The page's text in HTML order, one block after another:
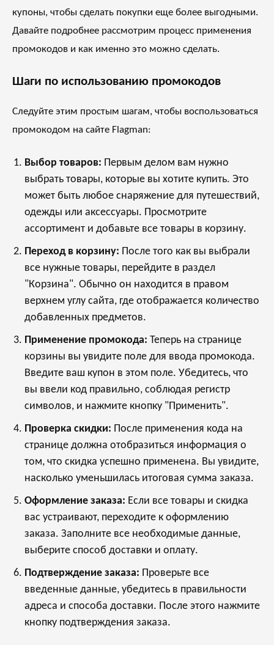
купоны, чтобы сделать покупки еще более выгодными.
Давайте подробнее рассмотрим процесс применения
промокодов и как именно это можно сделать.
Шаги по использованию промокодов
Следуйте этим простым шагам, чтобы воспользоваться
промокодом на сайте Flagman:
Выбор товаров: Первым делом вам нужно
выбрать товары, которые вы хотите купить. Это
может быть любое снаряжение для путешествий,
одежды или аксессуары. Просмотрите
ассортимент и добавьте все товары в корзину.
Переход в корзину: После того как вы выбрали
все нужные товары, перейдите в раздел
"Корзина". Обычно он находится в правом
верхнем углу сайта, где отображается количество
добавленных предметов.
Применение промокода: Теперь на странице
корзины вы увидите поле для ввода промокода.
Введите ваш купон в этом поле. Убедитесь, что
вы ввели код правильно, соблюдая регистр
символов, и нажмите кнопку "Применить".
Проверка скидки: После применения кода на
странице должна отобразиться информация о
том, что скидка успешно применена. Вы увидите,
насколько уменьшилась итоговая сумма заказа.
Оформление заказа: Если все товары и скидка
вас устраивают, переходите к оформлению
заказа. Заполните все необходимые данные,
выберите способ доставки и оплату.
Подтверждение заказа: Проверьте все
введенные данные, убедитесь в правильности
адреса и способа доставки. После этого нажмите
кнопку подтверждения заказа.